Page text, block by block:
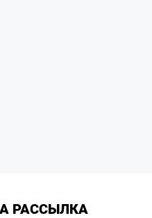
РАССЫЛКА